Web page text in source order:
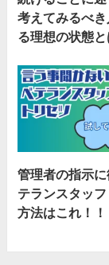
考えてみるべ
る理想の状態と
管理者の指示
テランスタッ
方法はこれ！！